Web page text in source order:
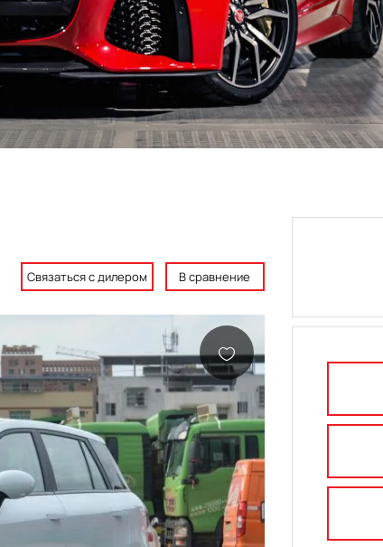
Связаться с дилером В сравнение